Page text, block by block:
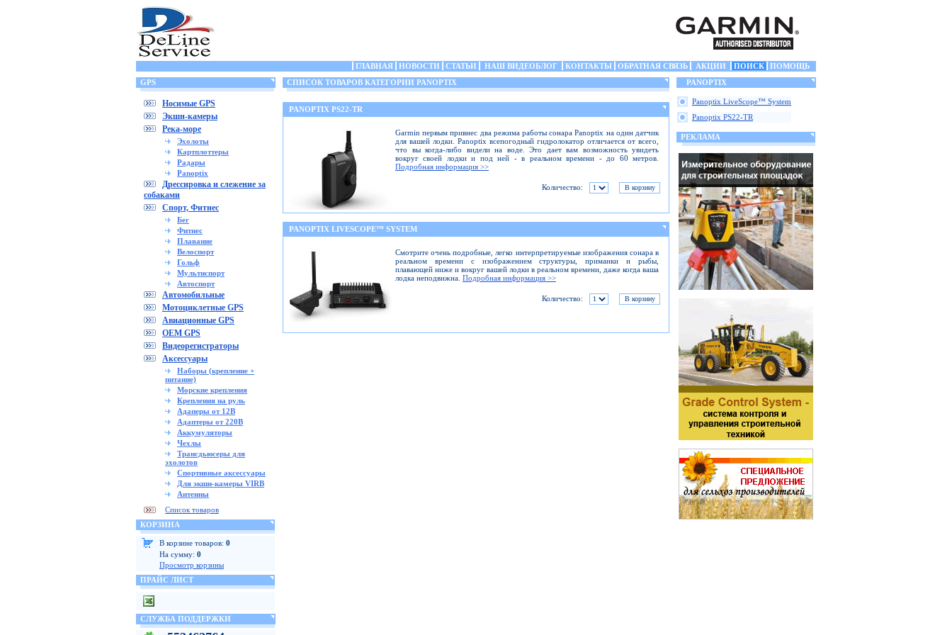
ГЛАВНАЯ НОВОСТИ СТАТЬИ НАШ ВИДЕОБЛОГ КОНТАКТЫ ОБРАТНАЯ СВЯЗЬ АКЦИИ ПОИСК
ПОМОЩЬ
GPS
Носимые GPS
Экшн-камеры
Река-море
Эхолоты
Картплоттеры
Радары
Panoptix
Дрессировка и слежение за
собаками
Спорт, Фитнес
Бег
Фитнес
Плавание
Велоспорт
Гольф
Мультиспорт
Автоспорт
Автомобильные
Мотоциклетные GPS
Авиационные GPS
OEM GPS
Видеорегистраторы
Аксессуары
Наборы (крепление +
питание)
Морские крепления
Крепления на руль
Адаперы от 12В
Адаптеры от 220В
Аккумуляторы
Чехлы
Трансдьюсеры для
эхолотов
Спортивные аксессуары
Для экшн-камеры VIRB
Антенны
Список товаров
КОРЗИНА
В корзине товаров: 0
На сумму: 0
Просмотр корзины
ПРАЙС ЛИСТ
СЛУЖБА ПОДДЕРЖКИ
СПИСОК ТОВАРОВ КАТЕГОРИИ PANOPTIX
PANOPTIX PS22-TR
Garmin первым привнес два режима работы сонара Panoptix на один датчик
для вашей лодки. Panoptix всепогодный гидролокатор отличается от всего,
что вы когда-либо видели на воде. Это дает вам возможность увидеть
вокруг своей лодки и под ней - в реальном времени - до 60 метров.
Подробная информация >>
Количество:
PANOPTIX LIVESCOPE™ SYSTEM
Смотрите очень подробные, легко интерпретируемые изображения сонара в
реальном времени с изображением структуры, приманки и рыбы,
плавающей ниже и вокруг вашей лодки в реальном времени, даже когда ваша
лодка неподвижна. Подробная информация >>
Количество:
PANOPTIX
Panoptix LiveScope™ System
Panoptix PS22-TR
РЕКЛАМА